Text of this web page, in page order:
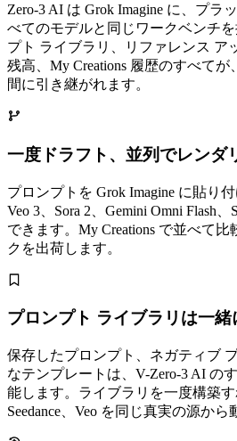
Zero-3 AI は Grok Imagine に、プラ
べてのモデルと同じワークベンチ
プト ライブラリ、リファレンス ア
残高、My Creations 履歴のすべて
間に引き継がれます。
一度ドラフト、並列でレンダ
プロンプトを Grok Imagine に貼り
Veo 3、Sora 2、Gemini Omni Flash、
できます。My Creations で並べて
クを出荷します。
プロンプト ライブラリは一緒
保存したプロンプト、ネガティブ
なテンプレートは、V-Zero-3 AI の
能します。ライブラリを一度構築す
Seedance、Veo を同じ真実の源から